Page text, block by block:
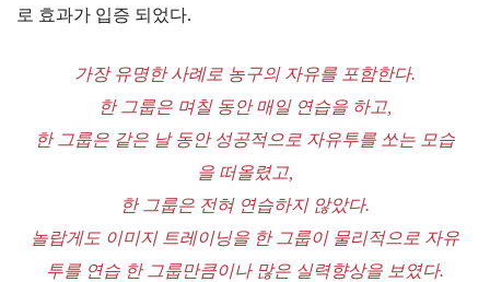
로 효과가 입증 되었다.
가장 유명한 사례로 농구의 자유를 포함한다.
한 그룹은 며칠 동안 매일 연습을 하고,
한 그룹은 같은 날 동안 성공적으로 자유투를 쏘는 모습
을 떠올렸고,
한 그룹은 전혀 연습하지 않았다.
놀랍게도 이미지 트레이닝을 한 그룹이 물리적으로 자유
투를 연습 한 그룹만큼이나 많은 실력향상을 보였다.